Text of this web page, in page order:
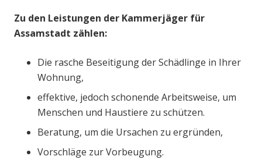
Zu den Leistungen der Kammerjäger für
Assamstadt zählen:
Die rasche Beseitigung der Schädlinge in Ihrer
Wohnung,
effektive, jedoch schonende Arbeitsweise, um
Menschen und Haustiere zu schützen.
Beratung, um die Ursachen zu ergründen,
Vorschläge zur Vorbeugung.